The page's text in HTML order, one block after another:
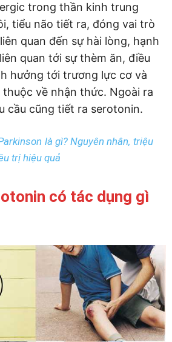
trong thần kinh trung
tiểu não tiết ra, đóng vai trò
quan đến sự hài lòng, hạnh
quan tới sự thèm ăn, điều
hưởng tới trương lực cơ và
về nhận thức. Ngoài ra
cầu cũng tiết ra serotonin.
là gì? Nguyên nhân, triệu
trị hiệu quả
có tác dụng gì